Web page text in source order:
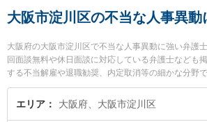
大阪市淀川区の不当な人事異動
大阪府の大阪市淀川区で不当な人事異動に強い弁護
回面談無料や休日面談に対応している弁護士なども
する不当解雇や退職勧奨、内定取消等の細かな分野
利です。特に金城・清水法律会計事務所の金城 雄真
務所の岡本 健佑弁護士、近畿綜合法律事務所の延山
エリア 大阪府、大阪市淀川区